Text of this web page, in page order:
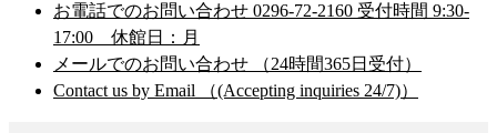
お電話でのお問い合わせ 0296-72-2160 受付時間 9:30-
17:00 休館日：月
メールでのお問い合わせ
（24時間365日受付）
Contact us by Email
（(Accepting inquiries 24/7)）